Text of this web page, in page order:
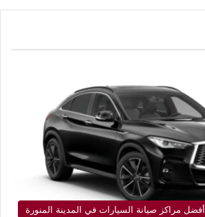
أفضل مراكز صيانة السيارات في المدينة المنورة